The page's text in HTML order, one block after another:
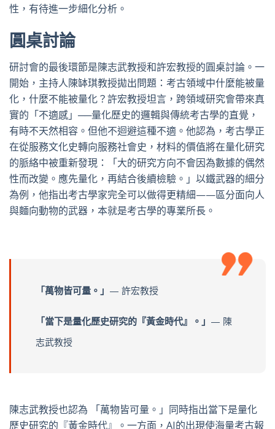
性，有待進一步細化分析。
圓桌討論
研討會的最後環節是陳志武教授和許宏教授的圓桌討論。一
開始，主持人陳缽琪教授拋出問題：考古領域中什麼能被量
化，什麼不能被量化？許宏教授坦言，跨領域研究會帶來真
實的「不適感」──量化歷史的邏輯與傳統考古學的直覺，
有時不天然相容。但他不迴避這種不適。他認為，考古學正
在從服務文化史轉向服務社會史，材料的價值將在量化研究
的脈絡中被重新發現：「大的研究方向不會因為數據的偶然
性而改變。應先量化，再結合後續檢驗。」以鐵武器的細分
為例，他指出考古學家完全可以做得更精細——區分面向人
與麵向動物的武器，本就是考古學的專業所長。
「萬物皆可量。」 — 許宏教授
「當下是量化歷史研究的『黃金時代』。」 — 陳
志武教授
陳志武教授也認為 「萬物皆可量。」同時指出當下是量化
歷史研究的『黃金時代』。一方面，AI的出現使海量考古報